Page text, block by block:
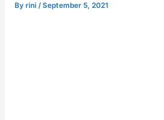
By rini /September 5, 2021